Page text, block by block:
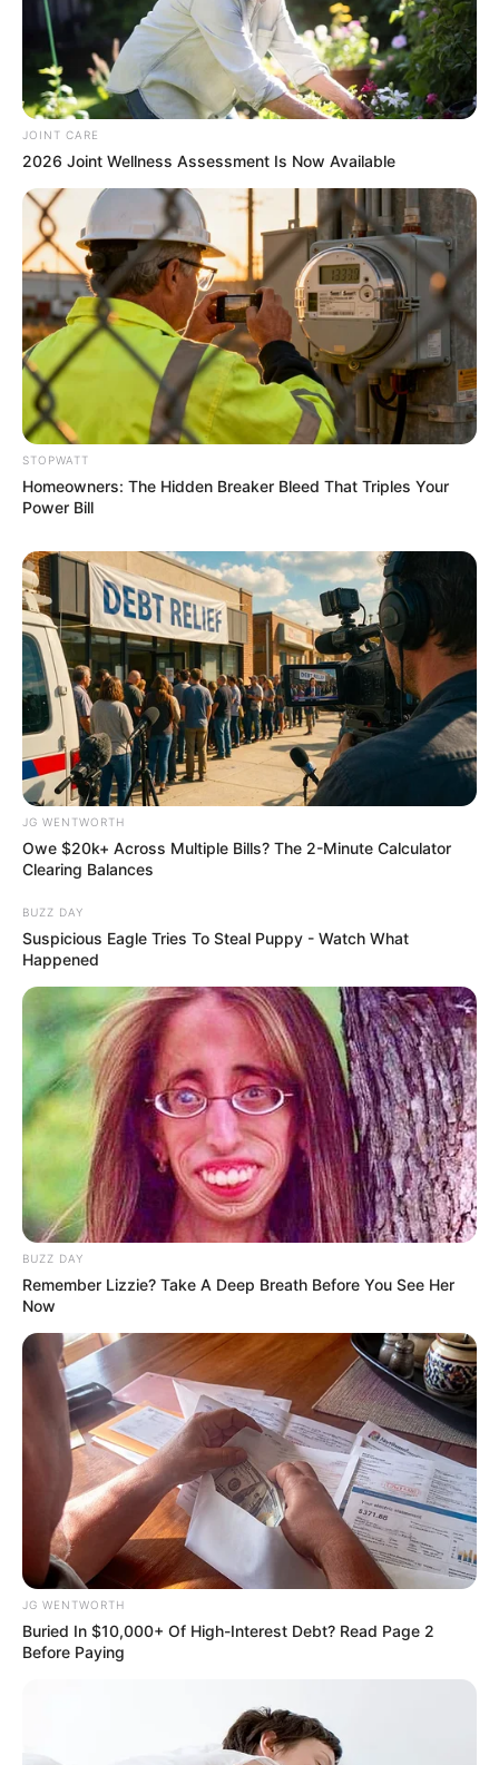
อ.คฑา ชินบัญชรทักแล้ว 3 ราศี มีเกณฑ์อกหักเตรียมรับมือให้ดี
24 ต.ค. 2019
จัดฮวงจุ้ยโต๊ะทำงาน ปีกุน 2562 ทั้ง 12 ราศีนักษัตรทำอะไรก็เจริญ
26 ก.ค. 2019
9 ความเชื่อ เกี่ยวกับ ฤกษ์แต่งงาน ไม่ใช่แค่ดูวันมงคลแล้วจะดีนะ!
19 มิ.ย. 2019
เลือกสีผ้าม่าน ตามราศี เสริมมงคล กระตุ้นโชคลาภ ความร่ำรวย
ความสุข ให้เข้ามา
18 มิ.ย. 2019
JOINT CARE
2026 Joint Wellness Assessment Is Now Available
STOPWATT
Homeowners: The Hidden Breaker Bleed That Triples Your
Power Bill
JG WENTWORTH
Owe $20k+ Across Multiple Bills? The 2-Minute Calculator
Clearing Balances
BUZZ DAY
Suspicious Eagle Tries To Steal Puppy - Watch What
Happened
BUZZ DAY
Remember Lizzie? Take A Deep Breath Before You See Her
Now
JG WENTWORTH
Buried In $10,000+ Of High-Interest Debt? Read Page 2
Before Paying